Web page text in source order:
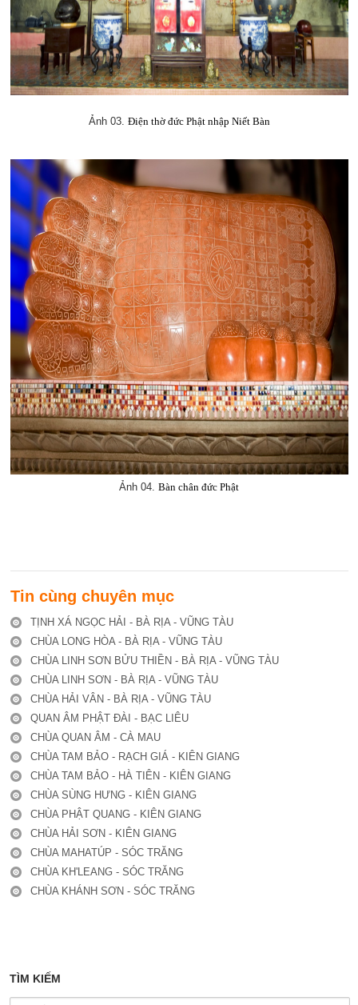
Ảnh 03. Điện thờ đức Phật nhập Niết Bàn
Ảnh 04. Bàn chân đức Phật
Tin cùng chuyên mục
TỊNH XÁ NGỌC HẢI - BÀ RỊA - VŨNG TÀU
CHÙA LONG HÒA - BÀ RỊA - VŨNG TÀU
CHÙA LINH SƠN BỬU THIỀN - BÀ RỊA - VŨNG TÀU
CHÙA LINH SƠN - BÀ RỊA - VŨNG TÀU
CHÙA HẢI VÂN - BÀ RỊA - VŨNG TÀU
QUAN ÂM PHẬT ĐÀI - BẠC LIÊU
CHÙA QUAN ÂM - CÀ MAU
CHÙA TAM BẢO - RẠCH GIÁ - KIÊN GIANG
CHÙA TAM BẢO - HÀ TIÊN - KIÊN GIANG
CHÙA SÙNG HƯNG - KIÊN GIANG
CHÙA PHẬT QUANG - KIÊN GIANG
CHÙA HẢI SƠN - KIÊN GIANG
CHÙA MAHATÚP - SÓC TRĂNG
CHÙA KH'LEANG - SÓC TRĂNG
CHÙA KHÁNH SƠN - SÓC TRĂNG
TÌM KIẾM